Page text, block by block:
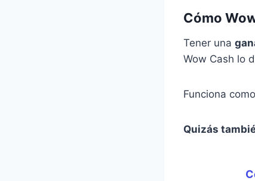
Cómo
Tener una
Wow Cash lo
Funciona
Quizás